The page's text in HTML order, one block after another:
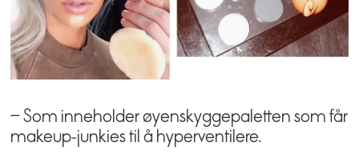
– Som inneholder øyenskyggepaletten som får
makeup-junkies til å hyperventilere.